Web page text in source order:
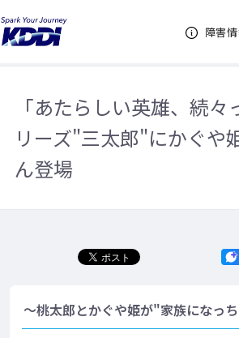
障害
メニュー
KDDIホーム
たらしい英雄、続々っ」auのCMシリーズ"三太郎"
登場
「あたらしい英雄、続々
リーズ"三太郎"にかぐや
ん登場
～桃太郎とかぐや姫が"家族になっ